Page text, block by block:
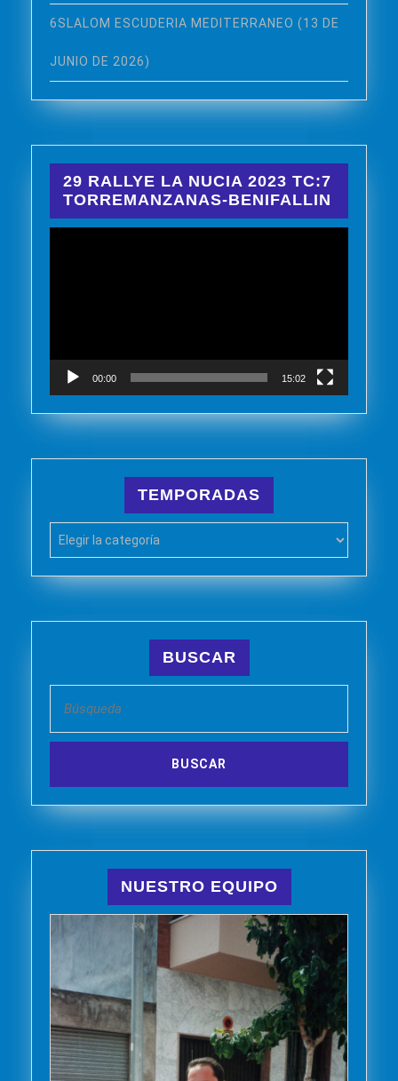
6SLALOM ESCUDERIA MEDITERRANEO (13 DE
JUNIO DE 2026)
29 RALLYE LA NUCIA 2023 TC:7
TORREMANZANAS-BENIFALLIN
00:00 15:02
TEMPORADAS
BUSCAR
NUESTRO EQUIPO